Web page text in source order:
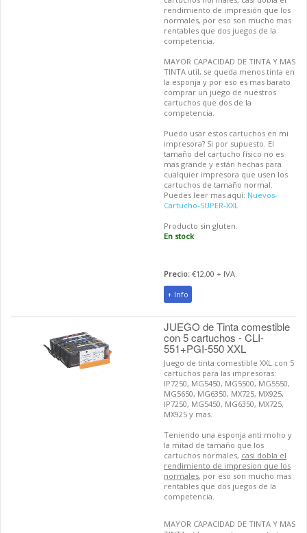
rendimiento de impresión que los
normales, por eso son mucho mas
rentables que dos juegos de la
competencia.
MAYOR CAPACIDAD DE TINTA Y MAS
TINTA util, se queda menos tinta en
la esponja y por eso es mas barato
comprar un juego de nuestros
cartuchos que dos de la
competencia.
Puedo usar estos cartuchos en mi
impresora? Si por supuesto. El
tamaño del cartucho físico no es
mas grande y están hechas para
cualquier impresora que usen los
cartuchos de tamaño normal.
Puedes leer mas aquí: Nuevos-
Cartucho-SUPER-XXL
Producto sin gluten.
En stock
Precio: €12,00 + IVA.
+ Info
JUEGO de Tinta comestible
con 5 cartuchos - CLI-
551+PGI-550 XXL
Juego de tinta comestible XXL con 5
cartuchos para las impresoras:
IP7250, MG5450, MG5500, MG5550,
MG5650, MG6350, MX725, MX925,
IP7250, MG5450, MG6350, MX725,
MX925 y mas.
Teniendo una esponja anti moho y
la mitad de tamaño que los
cartuchos normales, casi dobla el
rendimiento de impresion que los
normales, por eso son mucho mas
rentables que dos juegos de la
competencia.
MAYOR CAPACIDAD DE TINTA Y MAS